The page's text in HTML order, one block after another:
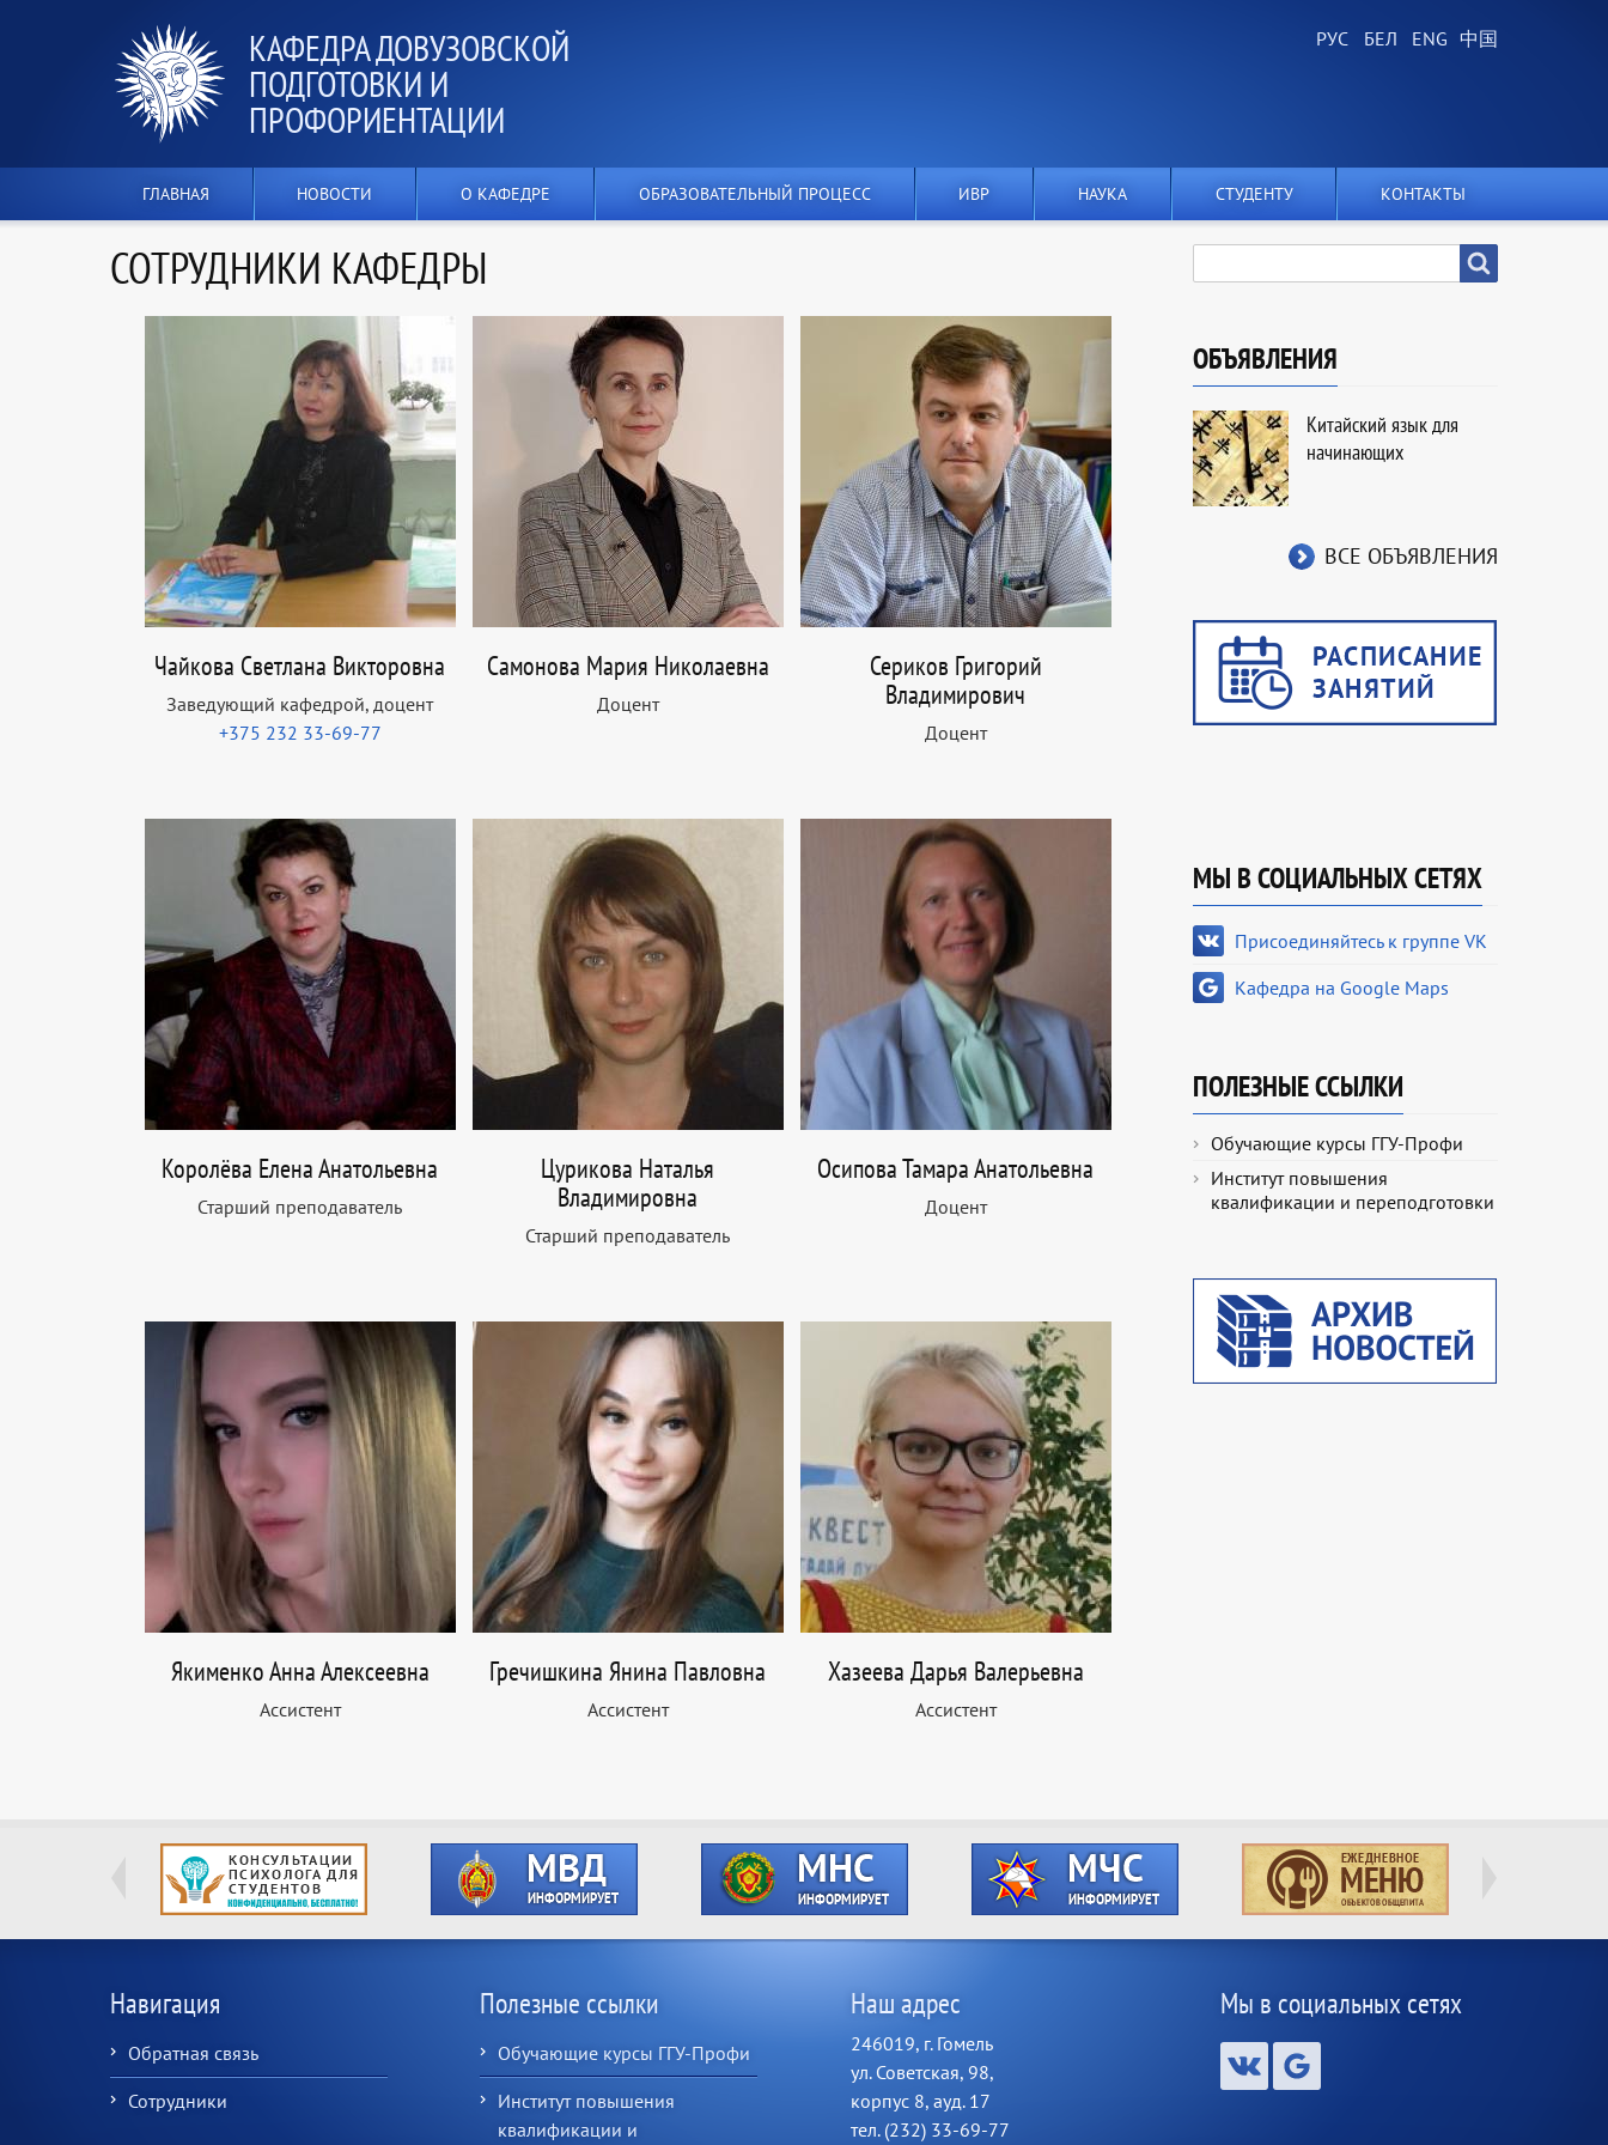
КАФЕДРА ДОВУЗОВСКОЙ
ПОДГОТОВКИ И
ПРОФОРИЕНТАЦИИ
ГЛАВНАЯ НОВОСТИ О КАФЕДРЕ ОБРАЗОВАТЕЛЬНЫЙ ПРОЦЕСС ИВР НАУКА СТУДЕНТУ КОНТАКТЫ
СОТРУДНИКИ КАФЕДРЫ
Чайкова Светлана Викторовна
Заведующий кафедрой, доцент
+375 232 33-69-77
Самонова Мария Николаевна
Доцент
Сериков Григорий
Владимирович
Доцент
Королёва Елена Анатольевна
Старший преподаватель
Цурикова Наталья
Владимировна
Старший преподаватель
Осипова Тамара Анатольевна
Доцент
Якименко Анна Алексеевна
Ассистент
Гречишкина Янина Павловна
Ассистент
Хазеева Дарья Валерьевна
Ассистент
ОБЪЯВЛЕНИЯ
Китайский язык для
начинающих
ВСЕ ОБЪЯВЛЕНИЯ
МЫ В СОЦИАЛЬНЫХ СЕТЯХ
Присоединяйтесь к группе VK
Кафедра на Google Maps
ПОЛЕЗНЫЕ ССЫЛКИ
Обучающие курсы ГГУ-Профи
Институт повышения
квалификации и переподготовки
Навигация
Обратная связь
Сотрудники
Полезные ссылки
Обучающие курсы ГГУ-Профи
Институт повышения
квалификации и
Наш адрес
246019, г. Гомель
ул. Советская, 98,
корпус 8, ауд. 17
тел. (232) 33-69-77
Мы в социальных сетях